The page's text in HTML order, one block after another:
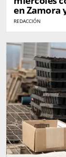
en Zamora
REDACCIÓN